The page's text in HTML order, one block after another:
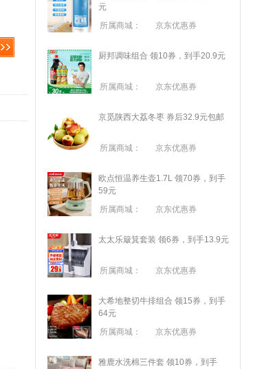
元
所属商城：
京东优惠券
厨邦调味组合 领10券，到手20.9元
所属商城： 京东优惠券
京觅陕西大荔冬枣 券后32.9元包邮
所属商城： 京东优惠券
欧点恒温养生壶1.7L 领70券，到手
59元
所属商城：
京东优惠券
太太乐簸箕套装 领6券，到手13.9元
所属商城： 京东优惠券
大希地整切牛排组合 领15券，到手
64元
所属商城：
京东优惠券
雅鹿水洗棉三件套 领10券，到手